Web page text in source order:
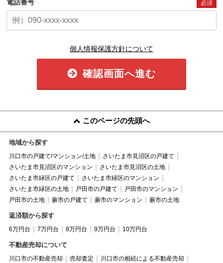
電話番号 必須
個人情報保護方針について
確認画面へ進む
このページの先頭へ
地域から探す
川口市の戸建て/マンション/土地
さいたま市見沼区の戸建て
さいたま市見沼区のマンション
さいたま市見沼区の土地
さいたま市緑区の戸建て
さいたま市緑区のマンション
さいたま市緑区の土地
戸田市の戸建て
戸田市のマンション
戸田市の土地
蕨市の戸建て 蕨市のマンション 蕨市の土地
返済額から探す
6万円台 7万円台 8万円台 9万円台 10万円台
不動産売却について
川口市の不動産売却 売却査定
川口市の相続による不動産売却